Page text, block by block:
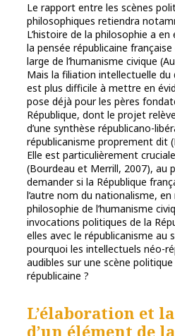
Le rapport entre les scènes
philosophiques retiendra
L’histoire de la philosophie a
la pensée républicaine
large de l’humanisme civique
Mais la filiation intellectuelle
est plus difficile à mettre en
pose déjà pour les pères
République, dont le projet
d’une synthèse républicano-
républicanisme proprement dit
Elle est particulièrement
(Bourdeau et Merrill, 2007), au
demander si la République
l’autre nom du nationalisme,
philosophie de l’humanisme
invocations politiques de la
elles avec le républicanisme au
pourquoi les intellectuels néo-
audibles sur une scène
républicaine ?
L’élaboration et
d’un élément de